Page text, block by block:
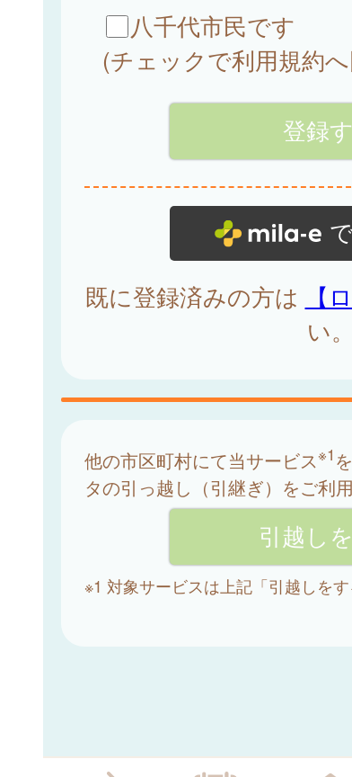
八千代市民です
(チェックで利用規約
既に登録済みの方は 【
い。
他の市区町村にて当サービス※1
タの引っ越し（引継ぎ）をご利
※1 対象サービスは上記「引越しを